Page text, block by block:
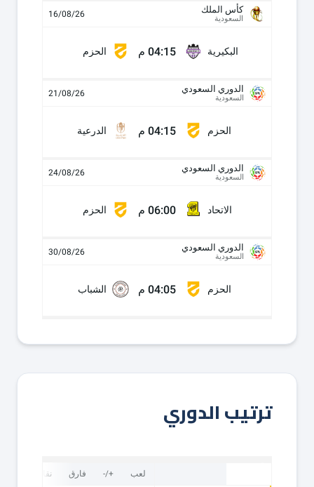
كأس الملك
السعودية 16/08/26
البكيرية 04:15 م الحزم
الدوري السعودي
السعودية 21/08/26
الحزم 04:15 م الدرعية
الدوري السعودي
السعودية 24/08/26
الاتحاد 06:00 م الحزم
الدوري السعودي
السعودية 30/08/26
الحزم 04:05 م الشباب
ترتيب الدوري
لعب +/- فارق نقاط